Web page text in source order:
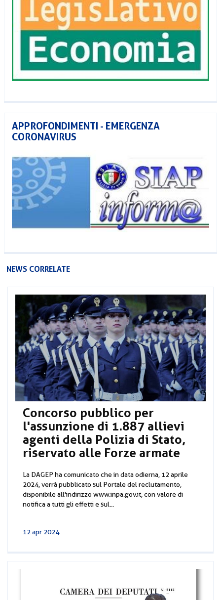
APPROFONDIMENTI - EMERGENZA
CORONAVIRUS
NEWS CORRELATE
Concorso pubblico per
l'assunzione di 1.887 allievi
agenti della Polizia di Stato,
riservato alle Forze armate
La DAGEP ha comunicato che in data odierna, 12 aprile
2024, verrà pubblicato sul Portale del reclutamento,
disponibile all'indirizzo www.inpa.gov.it, con valore di
notifica a tutti gli effetti e sul...
12 apr 2024